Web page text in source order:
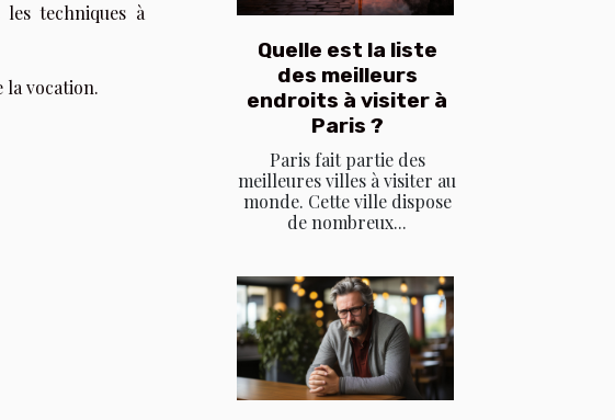
techniques à
la vocation.
Quelle est la liste
des meilleurs
endroits à visiter à
Paris ?
Paris fait partie des
meilleures villes à visiter au
monde. Cette ville dispose
de nombreux...